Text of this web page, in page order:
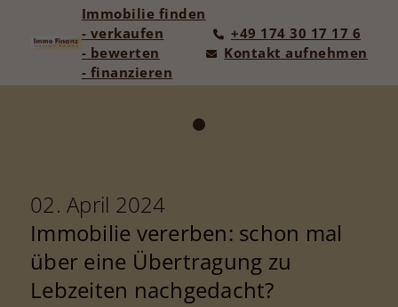
Immobilie finden
- verkaufen
- bewerten
- finanzieren
+49 174 30 17 17 6
Kontakt aufnehmen
02. April 2024
Immobilie vererben: schon mal
über eine Übertragung zu
Lebzeiten nachgedacht?